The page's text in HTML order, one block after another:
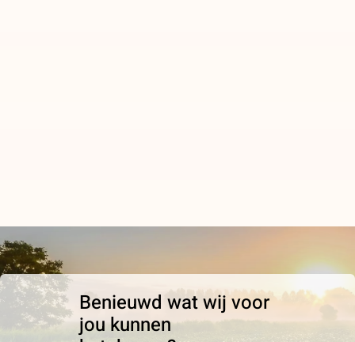
Benieuwd wat wij voor
jou kunnen